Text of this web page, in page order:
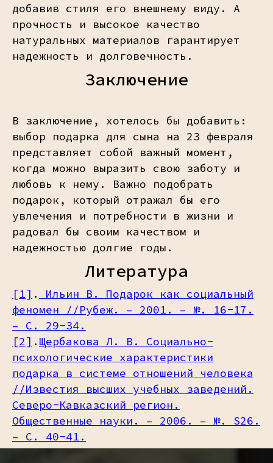
добавив стиля его внешнему виду. А
прочность и высокое качество
натуральных материалов гарантирует
надежность и долговечность.
Заключение
В заключение, хотелось бы добавить:
выбор подарка для сына на 23 февраля
представляет собой важный момент,
когда можно выразить свою заботу и
любовь к нему. Важно подобрать
подарок, который отражал бы его
увлечения и потребности в жизни и
радовал бы своим качеством и
надежностью долгие годы.
Литература
[1] .
Ильин В. Подарок как социальный
феномен //Рубеж. – 2001. – №. 16-17.
– С. 29-34.
[2] . Щербакова Л. В. Социально-
психологические характеристики
подарка в системе отношений человека
//Известия высших учебных заведений.
Северо-Кавказский регион.
Общественные науки. – 2006. – №. S26.
– С. 40-41.